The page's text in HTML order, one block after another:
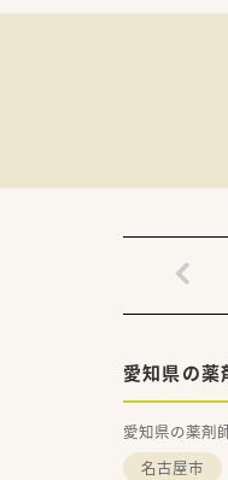
愛知県の薬
愛知県の薬剤
名古屋市